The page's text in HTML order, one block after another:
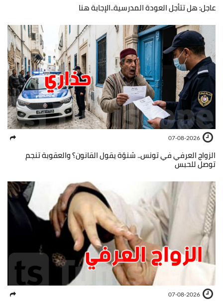
عاجل: هل تتأجل العودة المدرسية..الإجابة هنا
07-08-2026
الزواج العرفي في تونس.. شنوّة يقول القانون؟ والعقوبة تنجم
توصل للحبس
07-08-2026